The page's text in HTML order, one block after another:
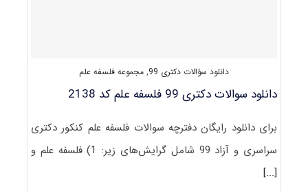
دانلود سؤالات دکتری 99 , مجموعه فلسفه علم
دانلود سوالات دکتری 99 فلسفه علم کد 2138
برای دانلود رایگان دفترچه سوالات فلسفه علم کنکور دکتری
سراسری و آزاد 99 شامل گرایش‌های زیر: 1) فلسفه علم و
[...]